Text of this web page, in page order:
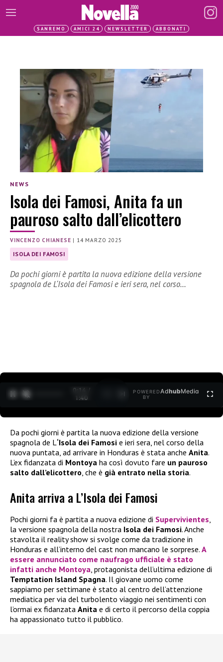
SANREMO AMICI 24 NEWSLETTER ABBONATI
NEWS
Isola dei Famosi, Anita fa un
pauroso salto dall’elicottero
VINCENZO CHIANESE | 14 MARZO 2025
ISOLA DEI FAMOSI
Da pochi giorni è partita la nuova edizione della versione
spagnola de L‘Isola dei Famosi e ieri sera, nel corso…
0:15 /
1:40
POWERED
BY
AdhubMedia
Da pochi giorni è partita la nuova edizione della versione
spagnola de L‘Isola dei Famosi e ieri sera, nel corso della
nuova puntata, ad arrivare in Honduras è stata anche Anita.
L’ex fidanzata di Montoya ha così dovuto fare un pauroso
salto dall’elicottero , che è già entrato nella storia.
Anita arriva a L’Isola dei Famosi
Pochi giorni fa è partita a nuova edizione di Supervivientes,
la versione spagnola della nostra Isola dei Famosi. Anche
stavolta il reality show si svolge come da tradizione in
Honduras e all’interno del cast non mancano le sorprese. A
essere annunciato come naufrago ufficiale è stato
infatti anche Montoya, protagonista dell’ultima edizione di
Temptation Island Spagna. Il giovane uomo come
sappiamo per settimane è stato al centro dell’attenzione
mediatica per via del turbolento viaggio nei sentimenti con
l’ormai ex fidanzata Anita e di certo il percorso della coppia
ha appassionato tutto il pubblico.